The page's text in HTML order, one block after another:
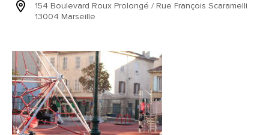
154 Boulevard Roux Prolongé / Rue François Scaramelli
13004 Marseille